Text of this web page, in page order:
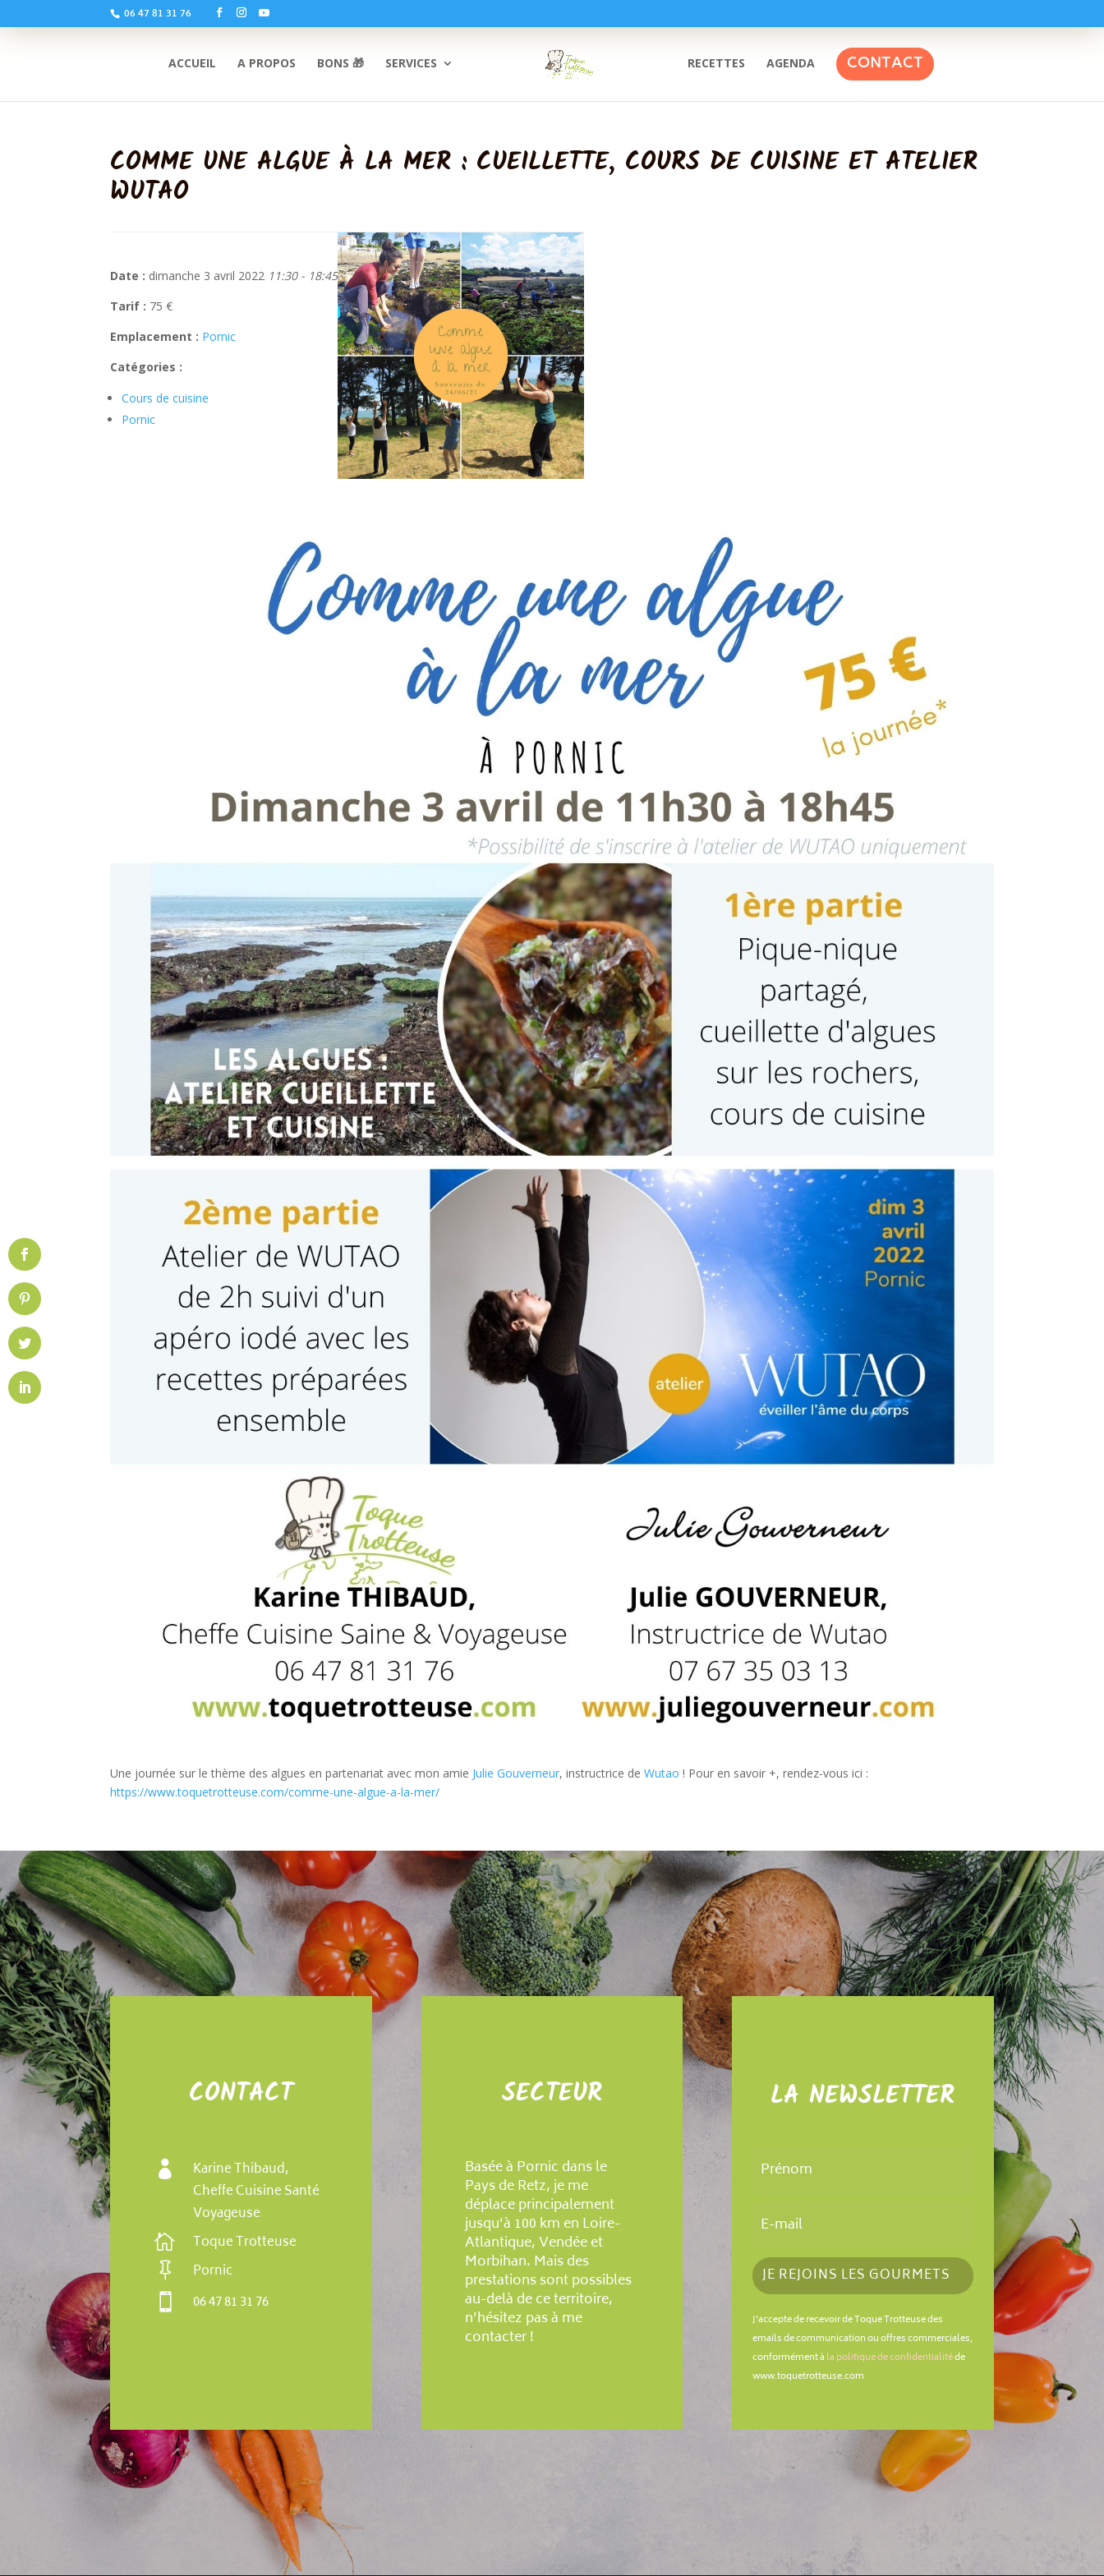
06 47 81 31 76
ACCUEIL A PROPOS BONS 🎁 SERVICES RECETTES AGENDA CONTACT
COMME UNE ALGUE À LA MER : CUEILLETTE, COURS DE CUISINE ET ATELIER
WUTAO
Date : dimanche 3 avril 2022 11:30 - 18:45
Tarif : 75 €
Emplacement : Pornic
Catégories :
Cours de cuisine
Pornic
Une journée sur le thème des algues en partenariat avec mon amie Julie Gouverneur, instructrice deWutao ! Pour en savoir +, rendez-vous ici :
https://www.toquetrotteuse.com/comme-une-algue-a-la-mer/
CONTACT

Karine Thibaud,
Cheffe Cuisine Santé
Voyageuse
 Toque Trotteuse
 Pornic
 06 47 81 31 76
SECTEUR
Basée à Pornic dans le
Pays de Retz, je me
déplace principalement
jusqu'à 100 km en Loire-
Atlantique, Vendée et
Morbihan. Mais des
prestations sont possibles
au-delà de ce territoire,
n’hésitez pas à me
contacter !
LA NEWSLETTER
JE REJOINS LES GOURMETS
J'accepte de recevoir de Toque Trotteuse des
emails de communication ou offres commerciales,
conformément àla politique de confidentialitéde
www.toquetrotteuse.com